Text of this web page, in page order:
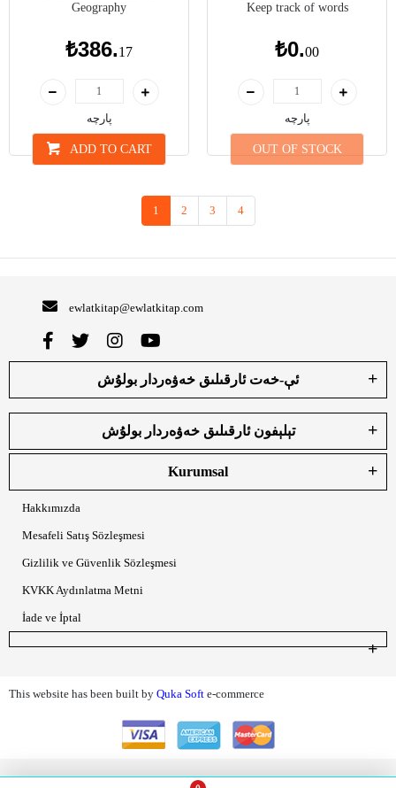
Keep track of words
₺0.00
پارچە
OUT OF STOCK
Geography
₺386.17
پارچە
ADD TO CART
1 2 3 4
ewlatkitap@ewlatkitap.com
ئې-خەت ئارقىلىق خەۋەردار بولۇش
تېلېفون ئارقىلىق خەۋەردار بولۇش
Kurumsal
Hakkımızda
Mesafeli Satış Sözleşmesi
Gizlilik ve Güvenlik Sözleşmesi
KVKK Aydınlatma Metni
İade ve İptal
This website has been built by Quka Soft e-commerce